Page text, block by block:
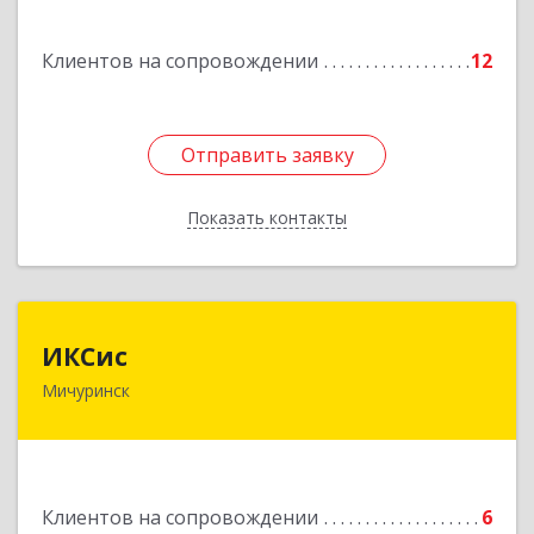
Клиентов на сопровождении 12
Отправить заявку
Показать контакты
Отправить заявку
Назад
ИКСис
Мичуринск
Клиентов на сопровождении 6